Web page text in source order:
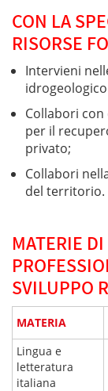
CON LA
RISORSE
Intervieni
Collabori
per il
privato;
Collabori
del territorio.
MATERIE
SVILUPPO
MATERIA
Lingua e
letteratura
italiana